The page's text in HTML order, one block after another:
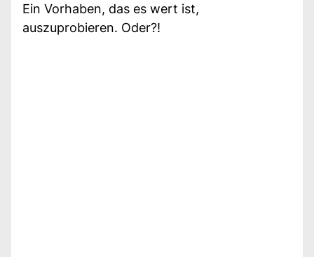
Ein Vorhaben, das es wert ist,
auszuprobieren. Oder?!